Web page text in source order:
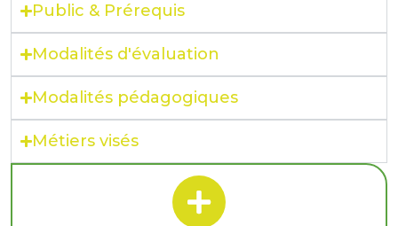
Public & Prérequis
Modalités d'évaluation
Modalités pédagogiques
Métiers visés